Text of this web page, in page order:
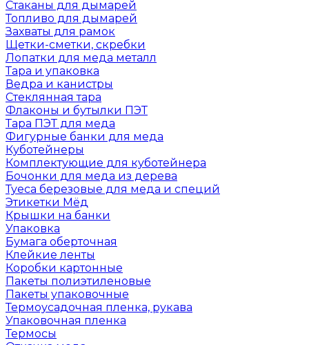
Стаканы для дымарей
Топливо для дымарей
Захваты для рамок
Щетки-сметки, скребки
Лопатки для меда металл
Тара и упаковка
Ведра и канистры
Стеклянная тара
Флаконы и бутылки ПЭТ
Тара ПЭТ для меда
Фигурные банки для меда
Куботейнеры
Комплектующие для куботейнера
Бочонки для меда из дерева
Туеса березовые для меда и специй
Этикетки Мёд
Крышки на банки
Упаковка
Бумага оберточная
Клейкие ленты
Коробки картонные
Пакеты полиэтиленовые
Пакеты упаковочные
Термоусадочная пленка, рукава
Упаковочная пленка
Термосы